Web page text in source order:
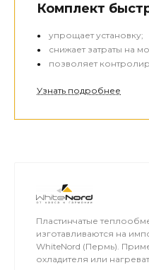
Комплект
упрощает установку;
снижает затраты на
позволяет
Узнать подробнее
Пластинчатые
изготавливаются на
WhiteNord (Пермь).
охладителя или